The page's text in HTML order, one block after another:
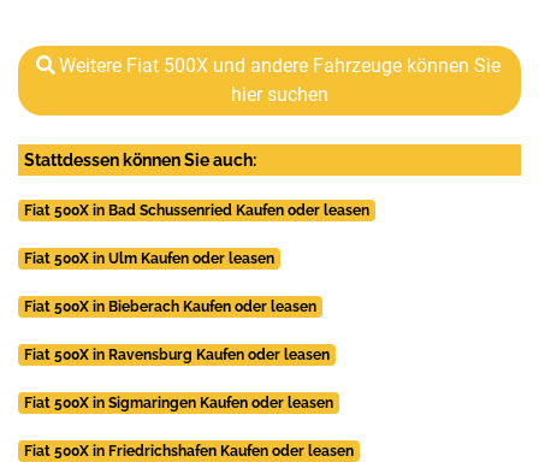
Weitere Fiat 500X und andere Fahrzeuge können Sie
hier suchen
Stattdessen können Sie auch:
Fiat 500X in Bad Schussenried Kaufen oder leasen
Fiat 500X in Ulm Kaufen oder leasen
Fiat 500X in Bieberach Kaufen oder leasen
Fiat 500X in Ravensburg Kaufen oder leasen
Fiat 500X in Sigmaringen Kaufen oder leasen
Fiat 500X in Friedrichshafen Kaufen oder leasen